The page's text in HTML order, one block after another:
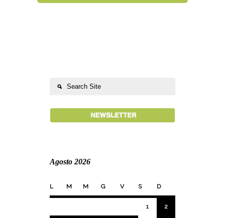
Agosto 2026
L M M G V S D
1 2